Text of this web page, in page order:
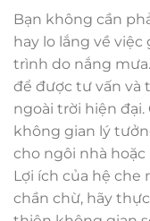
Bạn không cần
hay lo lắng về
trình do nắng
để được tư vấn và
ngoài trời hiện
không gian lý
cho ngôi nhà
Lợi ích của hệ che
chần chừ, hãy